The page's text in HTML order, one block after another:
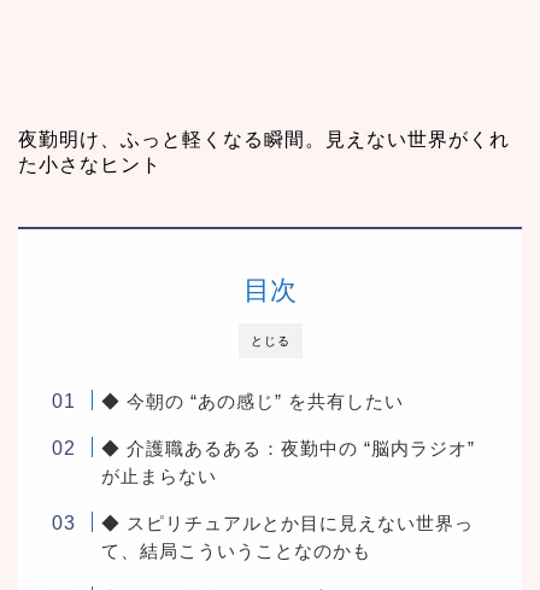
夜勤明け、ふっと軽くなる瞬間。見えない世界がくれ
た小さなヒント
とじる
目次
◆ 今朝の “あの感じ” を共有したい
◆ 介護職あるある：夜勤中の “脳内ラジオ”
が止まらない
◆ スピリチュアルとか目に見えない世界っ
て、結局こういうことなのかも